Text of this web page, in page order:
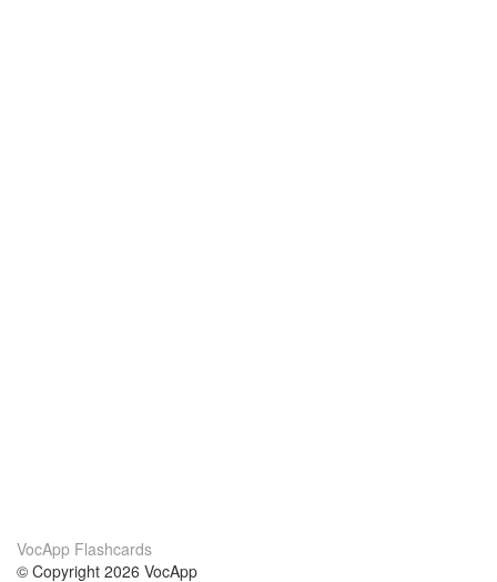
VocApp Flashcards
© Copyright 2026 VocApp